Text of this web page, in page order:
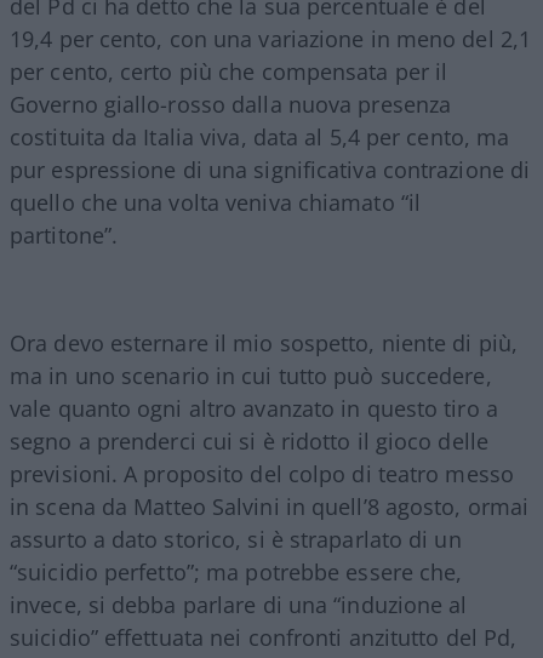
19,4 per cento, con una variazione in meno del 2,1
per cento, certo più che compensata per il
Governo giallo-rosso dalla nuova presenza
costituita da Italia viva, data al 5,4 per cento, ma
pur espressione di una significativa contrazione di
quello che una volta veniva chiamato “il
partitone”.
Ora devo esternare il mio sospetto, niente di più,
ma in uno scenario in cui tutto può succedere,
vale quanto ogni altro avanzato in questo tiro a
segno a prenderci cui si è ridotto il gioco delle
previsioni. A proposito del colpo di teatro messo
in scena da Matteo Salvini in quell’8 agosto, ormai
assurto a dato storico, si è straparlato di un
“suicidio perfetto”; ma potrebbe essere che,
invece, si debba parlare di una “induzione al
suicidio” effettuata nei confronti anzitutto del Pd,